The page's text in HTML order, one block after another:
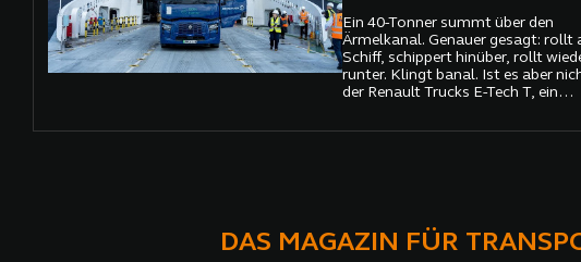
Ein 40-Tonner summt über den
Ärmelkanal. Genauer gesagt: rollt
Schiff, schippert hinüber, rollt
runter. Klingt banal. Ist es aber
der Renault Trucks E-Tech T, ein
erster seiner Art eine reguläre
DAS MAGAZIN FÜR